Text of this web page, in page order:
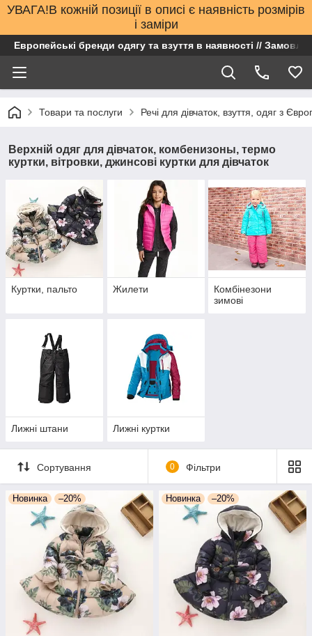
УВАГА!В кожній позиції в описі є наявність розмірів
і заміри
Европейські бренди одягу та взуття в наявності //
Товари та послуги Речі для дівчаток, взуття, одяг з
Верхній одяг для дівчаток, комбенизоны, термо
куртки, вітровки, джинсові куртки для дівчаток
Куртки, пальто Жилети
Комбінезони
зимові
Лижні штани Лижні куртки
Сортування 0 Фільтри
Новинка –20% Новинка –20%